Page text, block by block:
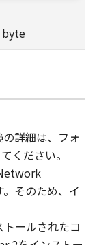
ェア」を
て表示す
実行する
するため
ワークを
、かかる
ソフトウ
、かかる
の義務お
履行に関
byte
詳細は、フォ
ください。
そのため、イ
トールされたコ